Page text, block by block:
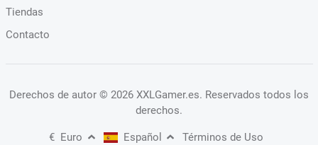
Tiendas
Contacto
Derechos de autor © 2026 XXLGamer.es. Reservados todos los
derechos.
€ Euro Español
Términos de Uso